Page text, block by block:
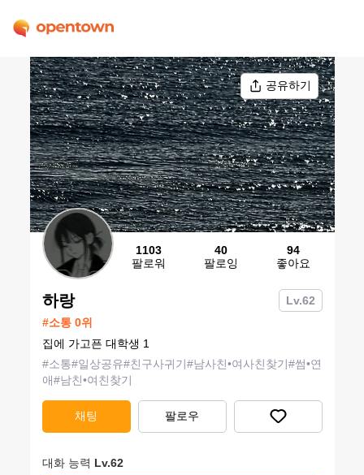
공유하기
1103
팔로워
40
팔로잉
94
좋아요
하랑 Lv.62
#소통 0위
집에 가고픈 대학생 1
#소통#일상공유#친구사귀기#남사친•여사친찾기#썸•연
애#남친•여친찾기
채팅 팔로우
대화 능력 Lv.62